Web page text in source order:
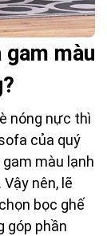
màu
nóng nực thì
của quý
màu lạnh
nên, lẽ
bọc ghế
góp phần